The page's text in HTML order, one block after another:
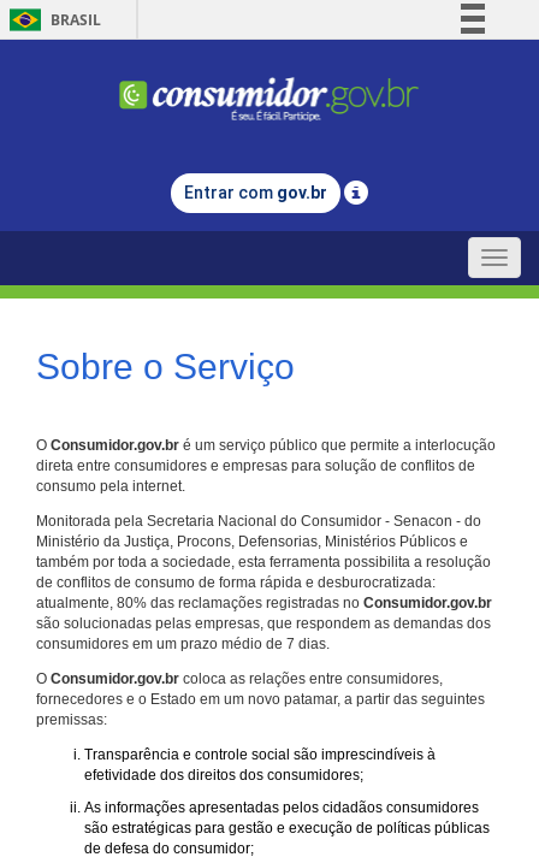
BRASIL
Comunica BR
Legislação
Entrar com gov.br
Toggle
Sobre o Serviço
O Consumidor.gov.br é um serviço público que permite a interlocução
direta entre consumidores e empresas para solução de conflitos de
consumo pela internet.
Monitorada pela Secretaria Nacional do Consumidor - Senacon - do
Ministério da Justiça, Procons, Defensorias, Ministérios Públicos e
também por toda a sociedade, esta ferramenta possibilita a resolução
de conflitos de consumo de forma rápida e desburocratizada:
atualmente, 80% das reclamações registradas no Consumidor.gov.br
são solucionadas pelas empresas, que respondem as demandas dos
consumidores em um prazo médio de 7 dias.
O Consumidor.gov.br coloca as relações entre consumidores,
fornecedores e o Estado em um novo patamar, a partir das seguintes
premissas:
Transparência e controle social são imprescindíveis à
efetividade dos direitos dos consumidores;
As informações apresentadas pelos cidadãos consumidores
são estratégicas para gestão e execução de políticas públicas
de defesa do consumidor;